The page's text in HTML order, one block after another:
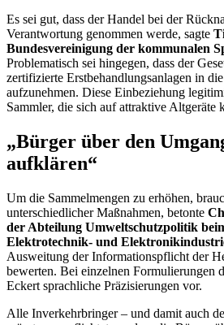
Es sei gut, dass der Handel bei der
Verantwortung genommen werde, sagte
Bundesvereinigung der kommunalen
Problematisch sei hingegen, dass der
zertifizierte Erstbehandlungsanlagen in
aufzunehmen. Diese Einbeziehung
Sammler, die sich auf attraktive Altgeräte
„Bürger über den
aufklären“
Um die Sammelmengen zu erhöhen,
unterschiedlicher Maßnahmen, betonte
der Abteilung Umweltschutzpolitik
Elektrotechnik- und
Ausweitung der Informationspflicht der
bewerten. Bei einzelnen Formulierungen
Eckert sprachliche Präzisierungen vor.
Alle Inverkehrbringer – und damit auch